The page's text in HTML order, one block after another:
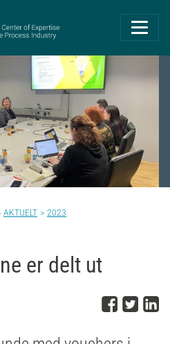
Eyde-Cluster |
AKTUELT
2023
er delt ut
DelDel